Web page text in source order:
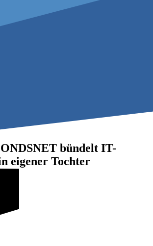
bündelt IT-
eigener Tochter